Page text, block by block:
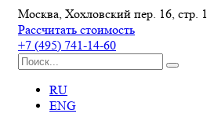
Москва, Хохловский пер. 16, стр. 1
Рассчитать стоимость
+7 (495) 741-14-60
RU
ENG